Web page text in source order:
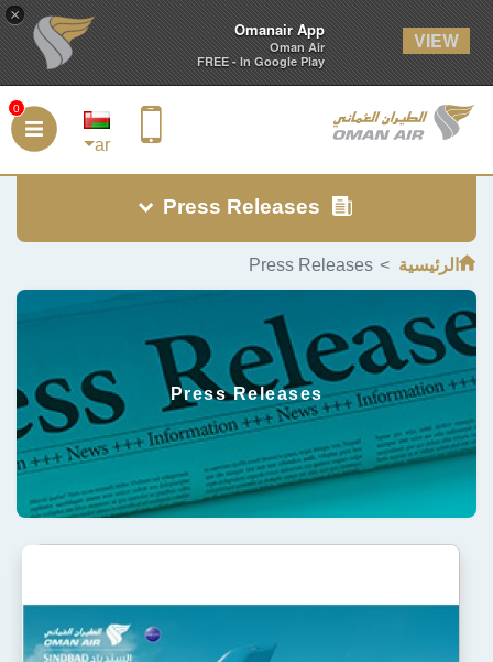
×
Omanair App
Oman Air
FREE - In Google Play
0
Press Releases
Press
Press Releases